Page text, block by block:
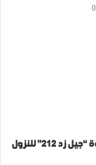
حقيقة دعوة “جيل زد 212” للنزول